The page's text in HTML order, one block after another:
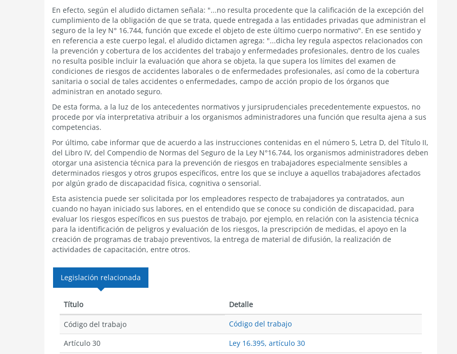
En efecto, según el aludido dictamen señala: "...no resulta procedente que la calificación de la excepción del
cumplimiento de la obligación de que se trata, quede entregada a las entidades privadas que administran el
seguro de la ley N° 16.744, función que excede el objeto de este último cuerpo normativo". En ese sentido y
en referencia a este cuerpo legal, el aludido dictamen agrega: "...dicha ley regula aspectos relacionados con
la prevención y cobertura de los accidentes del trabajo y enfermedades profesionales, dentro de los cuales
no resulta posible incluir la evaluación que ahora se objeta, la que supera los límites del examen de
condiciones de riesgos de accidentes laborales o de enfermedades profesionales, así como de la cobertura
sanitaria o social de tales accidentes o enfermedades, campo de acción propio de los órganos que
administran en anotado seguro.
De esta forma, a la luz de los antecedentes normativos y jursiprudenciales precedentemente expuestos, no
procede por vía interpretativa atribuir a los organismos administradores una función que resulta ajena a sus
competencias.
Por último, cabe informar que de acuerdo a las instrucciones contenidas en el número 5, Letra D, del Título II,
del Libro IV, del Compendio de Normas del Seguro de la Ley N°16.744, los organismos administradores deben
otorgar una asistencia técnica para la prevención de riesgos en trabajadores especialmente sensibles a
determinados riesgos y otros grupos específicos, entre los que se incluye a aquellos trabajadores afectados
por algún grado de discapacidad física, cognitiva o sensorial.
Esta asistencia puede ser solicitada por los empleadores respecto de trabajadores ya contratados, aun
cuando no hayan iniciado sus labores, en el entendido que se conoce su condición de discapacidad, para
evaluar los riesgos específicos en sus puestos de trabajo, por ejemplo, en relación con la asistencia técnica
para la identificación de peligros y evaluación de los riesgos, la prescripción de medidas, el apoyo en la
creación de programas de trabajo preventivos, la entrega de material de difusión, la realización de
actividades de capacitación, entre otros.
Legislación relacionada
Título Detalle
Código del trabajo
Código del trabajo
Artículo 30
Ley 16.395, artículo 30